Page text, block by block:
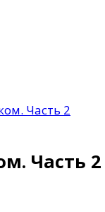
Часть 2
Часть 2